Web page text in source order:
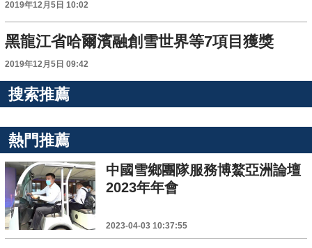
2019年12月5日 10:02
黑龍江省哈爾濱融創雪世界等7項目獲獎
2019年12月5日 09:42
搜索推薦
熱門推薦
中國雪鄉團隊服務博鰲亞洲論壇
2023年年會
2023-04-03 10:37:55